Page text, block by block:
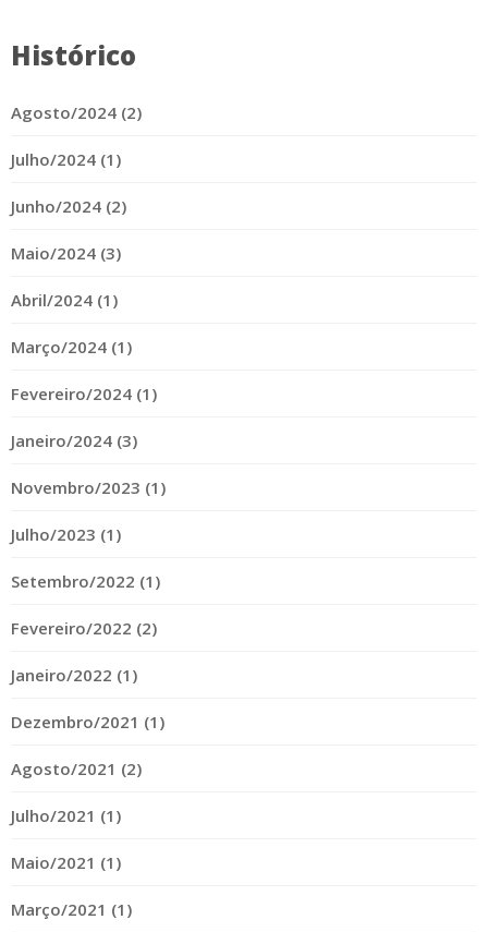
Histórico
Agosto/2024 (2)
Julho/2024 (1)
Junho/2024 (2)
Maio/2024 (3)
Abril/2024 (1)
Março/2024 (1)
Fevereiro/2024 (1)
Janeiro/2024 (3)
Novembro/2023 (1)
Julho/2023 (1)
Setembro/2022 (1)
Fevereiro/2022 (2)
Janeiro/2022 (1)
Dezembro/2021 (1)
Agosto/2021 (2)
Julho/2021 (1)
Maio/2021 (1)
Março/2021 (1)